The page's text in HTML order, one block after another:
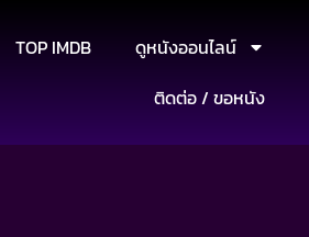
TOP IMDB
ดูหนังออนไลน์
ติดต่อ / ขอหนัง